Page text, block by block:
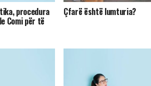
procedura
Comi për të
Çfarë është lumturia?